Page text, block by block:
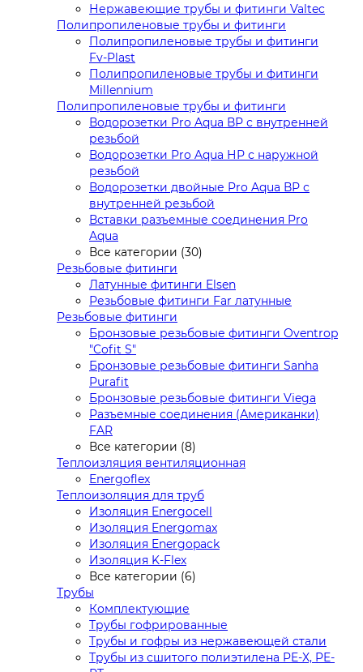
Нержавеющие трубы и фитинги Valtec
Полипропиленовые трубы и фитинги
Полипропиленовые трубы и фитинги
Fv-Plast
Полипропиленовые трубы и фитинги
Millennium
Полипропиленовые трубы и фитинги
Водорозетки Pro Aqua ВР с внутренней
резьбой
Водорозетки Pro Aqua НР с наружной
резьбой
Водорозетки двойные Pro Aqua ВР с
внутренней резьбой
Вставки разъемные соединения Pro
Aqua
Все категории (30)
Резьбовые фитинги
Латунные фитинги Elsen
Резьбовые фитинги Far латунные
Резьбовые фитинги
Бронзовые резьбовые фитинги Oventrop
"Cofit S"
Бронзовые резьбовые фитинги Sanha
Purafit
Бронзовые резьбовые фитинги Viega
Разъемные соединения (Американки)
FAR
Все категории (8)
Теплоизляция вентиляционная
Energoflex
Теплоизоляция для труб
Изоляция Energocell
Изоляция Energomax
Изоляция Energopack
Изоляция K-Flex
Все категории (6)
Трубы
Комплектующие
Трубы гофрированные
Трубы и гофры из нержавеющей стали
Трубы из сшитого полиэтилена PE-X, PE-